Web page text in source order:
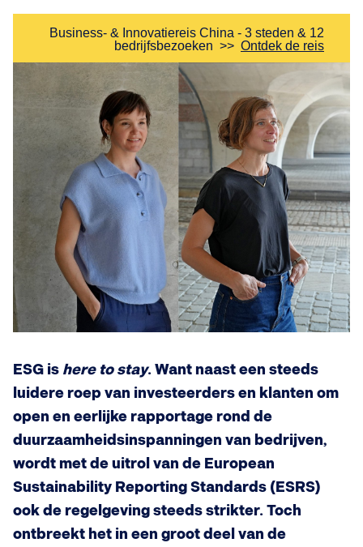
Business- & Innovatiereis China - 3 steden & 12
bedrijfsbezoeken >> Ontdek de reis
ESG is here to stay. Want naast een steeds
luidere roep van investeerders en klanten om
open en eerlijke rapportage rond de
duurzaamheidsinspanningen van bedrijven,
wordt met de uitrol van de European
Sustainability Reporting Standards (ESRS)
ook de regelgeving steeds strikter. Toch
ontbreekt het in een groot deel van de